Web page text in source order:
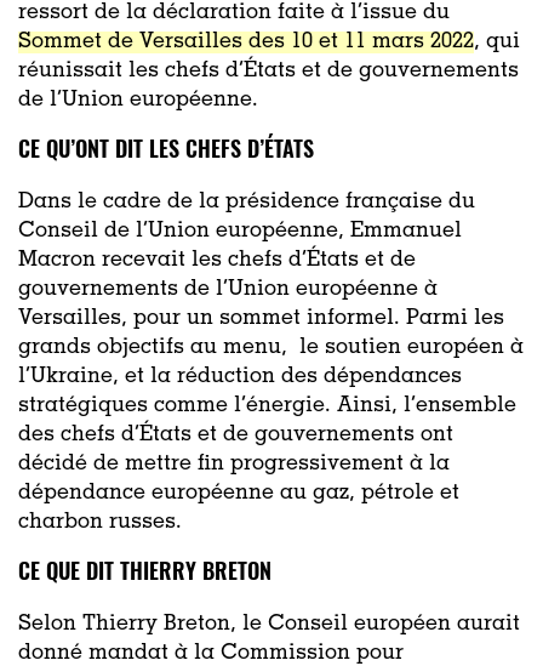
ressort de la déclaration faite à l’issue du
Sommet de Versailles des 10 et 11 mars 2022, qui
réunissait les chefs d’États et de gouvernements
de l’Union européenne.
CE QU’ONT DIT LES CHEFS D’ÉTATS
Dans le cadre de la présidence française du
Conseil de l’Union européenne, Emmanuel
Macron recevait les chefs d’États et de
gouvernements de l’Union européenne à
Versailles, pour un sommet informel. Parmi les
grands objectifs au menu, le soutien européen à
l’Ukraine, et la réduction des dépendances
stratégiques comme l’énergie. Ainsi, l’ensemble
des chefs d’États et de gouvernements ont
décidé de mettre fin progressivement à la
dépendance européenne au gaz, pétrole et
charbon russes.
CE QUE DIT THIERRY BRETON
Selon Thierry Breton, le Conseil européen aurait
donné mandat à la Commission pour